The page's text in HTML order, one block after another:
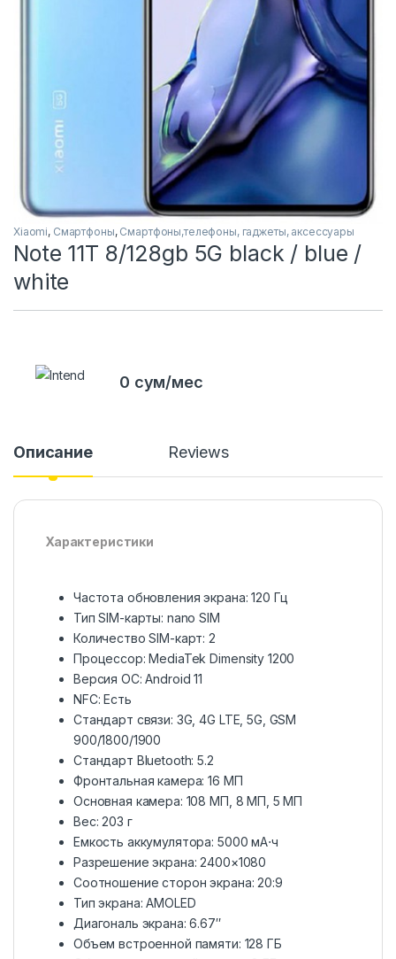
Xiaomi, Смартфоны, Смартфоны,телефоны, гаджеты, аксессуары
Note 11T 8/128gb 5G black / blue /
white
0 сум/мес
Описание Reviews
Характеристики
Частота обновления экрана: 120 Гц
Тип SIM-карты: nano SIM
Количество SIM-карт: 2
Процессор: MediaTek Dimensity 1200
Версия ОС: Android 11
NFC: Есть
Стандарт связи: 3G, 4G LTE, 5G, GSM
900/1800/1900
Стандарт Bluetooth: 5.2
Фронтальная камера: 16 МП
Основная камера: 108 МП, 8 МП, 5 МП
Вес: 203 г
Емкость аккумулятора: 5000 мА⋅ч
Разрешение экрана: 2400×1080
Соотношение сторон экрана: 20:9
Тип экрана: AMOLED
Диагональ экрана: 6.67″
Объем встроенной памяти: 128 ГБ